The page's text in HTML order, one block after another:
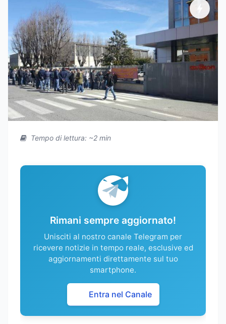
Tempo di lettura: ~2 min
Rimani sempre aggiornato!
Unisciti al nostro canale Telegram per
ricevere notizie in tempo reale, esclusive ed
aggiornamenti direttamente sul tuo
smartphone.
Entra nel Canale